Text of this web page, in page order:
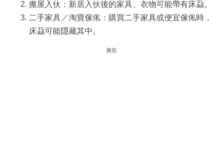
搬屋入伙：新居入伙後的家具、衣物可能帶有床蝨。
二手家具／淘寶傢俬：購買二手家具或便宜傢俬時，
床蝨可能隱藏其中。
廣告